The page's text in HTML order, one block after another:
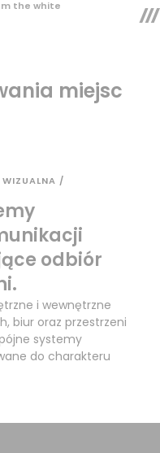
the white
miejsc
/
odbiór
i wewnętrzne
biur oraz przestrzeni
systemy
do charakteru